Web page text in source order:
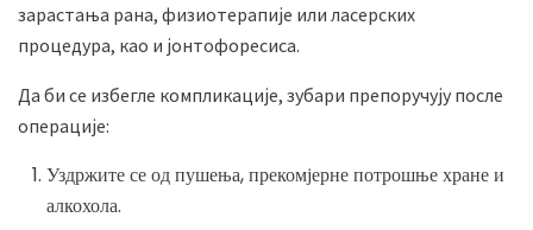
зарастања рана, физиотерапије или ласерских
процедура, као и јонтофоресиса.
Да би се избегле компликације, зубари препоручују после
операције:
Уздржите се од пушења, прекомјерне потрошње хране и
алкохола.